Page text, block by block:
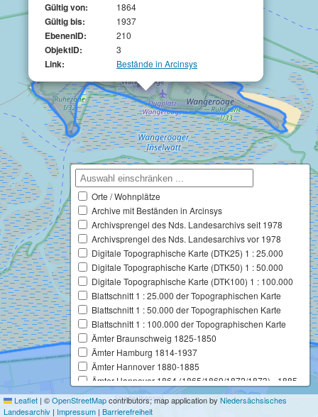
Gültig von:
1864
Gültig bis: 1937
EbenenID: 210
ObjektID: 3
Link: Bestände in Arcinsys
Orte / Wohnplätze
Archive mit Beständen in Arcinsys
Archivsprengel des Nds. Landesarchivs seit 1978
Archivsprengel des Nds. Landesarchivs vor 1978
Digitale Topographische Karte (DTK25) 1 : 25.000
Digitale Topographische Karte (DTK50) 1 : 50.000
Digitale Topographische Karte (DTK100) 1 : 100.000
Blattschnitt 1 : 25.000 der Topographischen Karte
Blattschnitt 1 : 50.000 der Topographischen Karte
Blattschnitt 1 : 100.000 der Topographischen Karte
Ämter Braunschweig 1825-1850
Ämter Hamburg 1814-1937
Ämter Hannover 1880-1885
Ämter Hannover 1864 (1865/1869/1872/1873) - 1885
Ämter Hannover 1859-1885
Ämter Hannover 1859 (1865) - 1880
Leaflet | ©OpenStreetMapcontributors; map application by Niedersächsisches
Landesarchiv | Impressum | Barrierefreiheit